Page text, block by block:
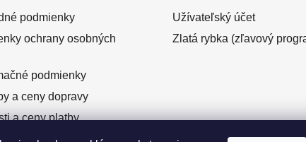
podmienky
ochrany osobných
podmienky
a ceny dopravy
a ceny platby
predaj
Užívateľský účet
Zlatá rybka (zľavový